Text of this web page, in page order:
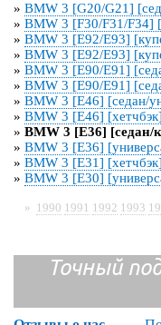
» BMW 3 [G20/G21]
» BMW 3 [F30/F31/F34]
» BMW 3 [E92/E93]
» BMW 3 [E92/E93]
» BMW 3 [E90/E91]
» BMW 3 [E90/E91]
» BMW 3 [E46] [седан/
» BMW 3 [E46]
» BMW 3 [E36] [седан/
» BMW 3 [E36]
» BMW 3 [E31]
» BMW 3 [E30]
» 1990 1991 1992 1993
Точный